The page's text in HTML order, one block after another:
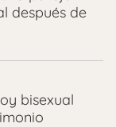
después de
bisexual